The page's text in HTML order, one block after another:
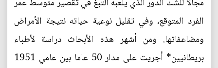
الفرد المتوقع، وفي تقليل نوعية حياته نتيجة الأمراض
ومضاعفاتها. ومن أشهر هذه الأبحاث دراسة لأطباء
بريطانيين* أجريت على مدار 50 عاما بين عامي 1951